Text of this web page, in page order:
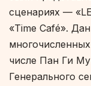
сценариях —
«Time Café».
числе Пан Ги
Генерального